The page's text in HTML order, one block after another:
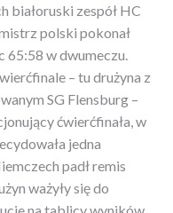
białoruski zespół HC
polski pokonał
65:58 w dwumeczu.
– tu drużyna z
SG Flensburg –
ćwierćfinała, w
jedna
padł remis
ważyły się do